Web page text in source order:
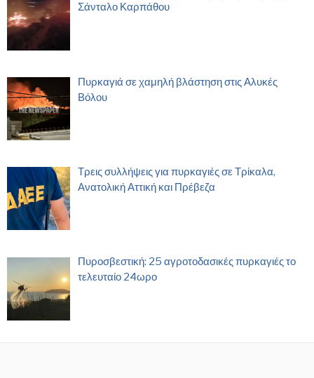
Σάνταλο Καρπάθου
Πυρκαγιά σε χαμηλή βλάστηση στις Αλυκές
Βόλου
Τρεις συλλήψεις για πυρκαγιές σε Τρίκαλα,
Ανατολική Αττική και Πρέβεζα
Πυροσβεστική: 25 αγροτοδασικές πυρκαγιές το
τελευταίο 24ωρο